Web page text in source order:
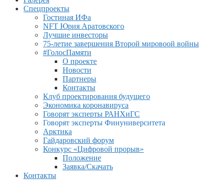
Спецпроекты
Гостиная ИФа
NFT Юрия Аратовского
Лучшие инвесторы
75-летие завершения Второй мировоой войны
#ГолосПамяти
О проекте
Новости
Партнеры
Контакты
Клуб проектирования будущего
Экономика коронавируса
Говорят эксперты РАНХиГС
Говорят эксперты Финуниверситета
Арктика
Гайдаровский форум
Конкурс «Цифровой прорыв»
Положение
Заявка/Скачать
Контакты